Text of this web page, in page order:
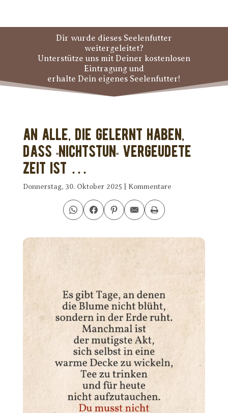
Dir wurde dieses Seelenfutter
weitergeleitet?
Unterstütze uns mit Deiner kostenlosen
Eintragung und
erhalte Dein eigenes Seelenfutter!
An alle, die gelernt haben,
dass »Nichtstun« vergeudete
Zeit ist …
Donnerstag, 30. Oktober 2025 Kommentare